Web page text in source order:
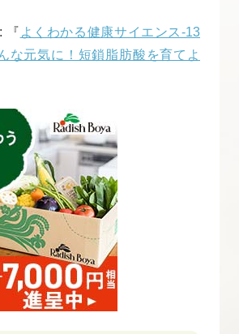
『 よくわかる健康サイエンス-13
な元気に！短鎖脂肪酸を育てよ